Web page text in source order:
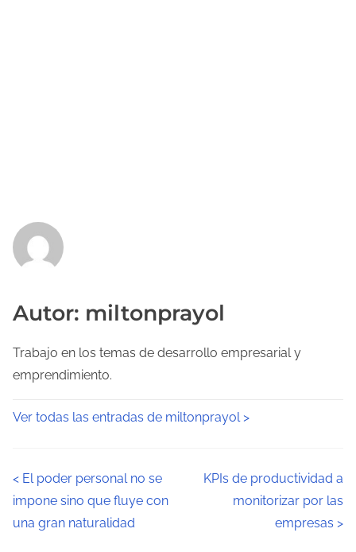
Autor: miltonprayol
Trabajo en los temas de desarrollo empresarial y
emprendimiento.
Ver todas las entradas de miltonprayol >
N
a
< El poder personal no se
impone sino que fluye con
una gran naturalidad
KPIs de productividad a
monitorizar por las
empresas >